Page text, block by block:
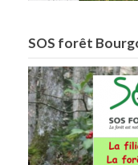
SOS forêt